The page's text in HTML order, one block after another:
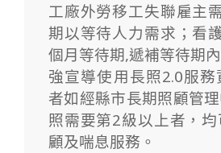
工廠外勞移工失聯雇主
期以等待人力需求；看
個月等待期,遞補等待期
強宣導使用長照2.0服
者如經縣市長期照顧管
照需要第2級以上者，
顧及喘息服務。